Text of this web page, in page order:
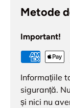
Metode
Important!
Informațiile
siguranță.
și nici nu